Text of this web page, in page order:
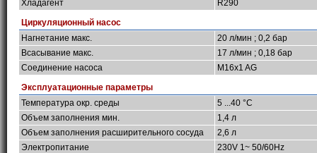
Хладагент
R290
Циркуляционный насос
Нагнетание макс.
20 л/мин ; 0,2 бар
Всасывание макс.
17 л/мин ; 0,18 бар
Соединение насоса
M16x1 AG
Эксплуатационные параметры
Температура окр. среды
5 ...40 °C
Объем заполнения мин.
1,4 л
Объем заполнения расширительного сосуда
2,6 л
Электропитание
230V 1~ 50/60Hz